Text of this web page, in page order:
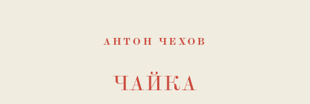
АНТОН ЧЕХОВ
ЧАЙКА